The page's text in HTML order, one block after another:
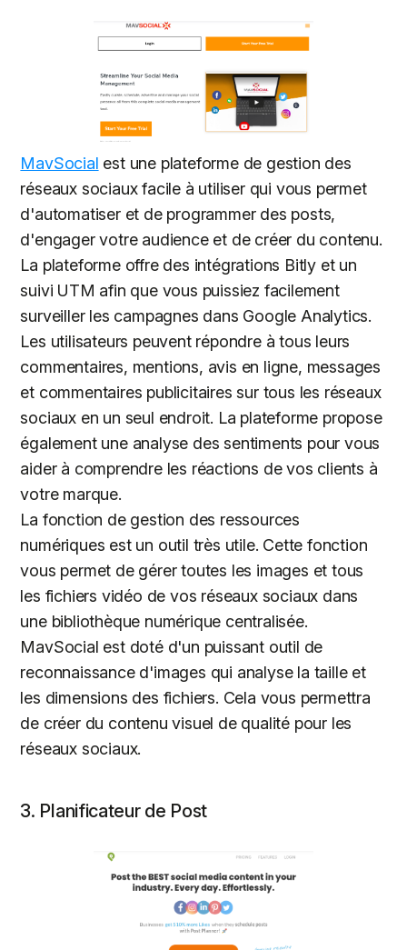
MavSocial est une plateforme de gestion des
réseaux sociaux facile à utiliser qui vous permet
d'automatiser et de programmer des posts,
d'engager votre audience et de créer du contenu.
La plateforme offre des intégrations Bitly et un
suivi UTM afin que vous puissiez facilement
surveiller les campagnes dans Google Analytics.
Les utilisateurs peuvent répondre à tous leurs
commentaires, mentions, avis en ligne, messages
et commentaires publicitaires sur tous les réseaux
sociaux en un seul endroit. La plateforme propose
également une analyse des sentiments pour vous
aider à comprendre les réactions de vos clients à
votre marque.
La fonction de gestion des ressources
numériques est un outil très utile. Cette fonction
vous permet de gérer toutes les images et tous
les fichiers vidéo de vos réseaux sociaux dans
une bibliothèque numérique centralisée.
MavSocial est doté d'un puissant outil de
reconnaissance d'images qui analyse la taille et
les dimensions des fichiers. Cela vous permettra
de créer du contenu visuel de qualité pour les
réseaux sociaux.
3. Planificateur de Post